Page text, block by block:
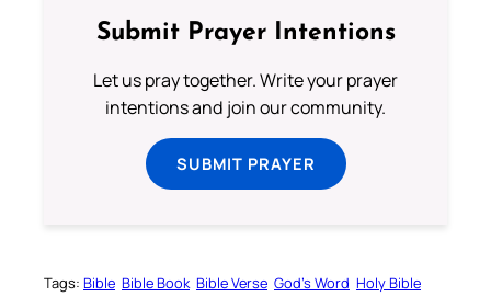
Submit Prayer Intentions
Let us pray together. Write your prayer
intentions and join our community.
SUBMIT PRAYER
Tags: Bible Bible Book Bible Verse God’s Word Holy Bible